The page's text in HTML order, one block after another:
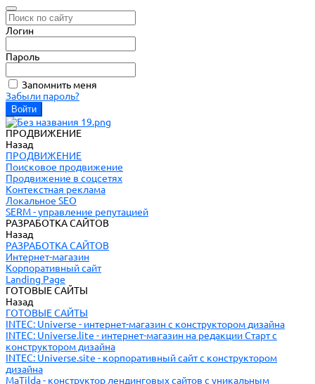
Логин
Пароль
Запомнить меня
Забыли пароль?
ПРОДВИЖЕНИЕ
Назад
ПРОДВИЖЕНИЕ
Поисковое продвижение
Продвижение в соцсетях
Контекстная реклама
Локальное SEO
SERM - управление репутацией
РАЗРАБОТКА САЙТОВ
Назад
РАЗРАБОТКА САЙТОВ
Интернет-магазин
Корпоративный сайт
Landing Page
ГОТОВЫЕ САЙТЫ
Назад
ГОТОВЫЕ САЙТЫ
INTEC: Universe - интернет-магазин с конструктором дизайна
INTEC: Universe.lite - интернет-магазин на редакции Старт с
конструктором дизайна
INTEC: Universe.site - корпоративный сайт с конструктором
дизайна
MaTilda - конструктор лендинговых сайтов с уникальным